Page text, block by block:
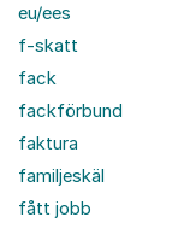
eu/ees
f-skatt
fack
fackförbund
faktura
familjeskäl
fått jobb